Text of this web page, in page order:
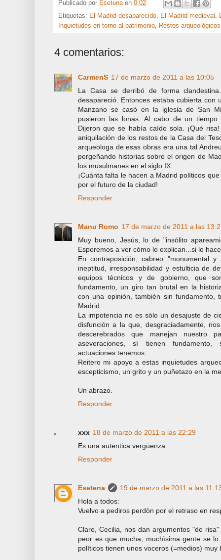
Publicado por Esetena en 0:02
Etiquetas: El Madrid desaparecido, El Madrid medieval ,
Inquietudes en torno al patrimonio, Restos
4 comentarios:
CarmenS 17 de marzo de 2011 a las 10:05
La Casa se derribó de forma
desapareció. Entonces estaba cubierta con
Manzano se casó en la iglesia de San
pusieron las lonas. Al cabo de un tiempo
Dijeron que se había caído sola. ¡Qué
aniquilación de los restos de la Casa del
arqueologa de esas obras era una tal
pergeñando historias sobre el origen de
los musulmanes en el siglo IX.
¡Cuánta falta le hacen a Madrid políticos
por el futuro de la ciudad!
Responder
Manu Romo 17 de marzo de 2011 a las
Muy bueno, Jesús, lo de "insólito
Esperemos a ver cómo lo explican...si lo
En contraposición, cabreo "monumental
ineptitud, irresponsabilidad y estulticia de
equipos técnicos y de gobierno, que
fundamento, un giro tan brutal en la
con una opinión, también sin fundamento,
Madrid.
La impotencia no es sólo un desajuste de
disfunción a la que, desgraciadamente,
descerebrados que manejan nuestro
aseveraciones, sí tienen
actuaciones tenemos.
Reitero mi apoyo a estas inquietudes
escepticismo, un grito y un puñetazo en la
Un abrazo.
Responder
xxx 18 de marzo de 2011 a las 22:29
Es una autentica vergüenza.
Responder
Esetena
19 de marzo de 2011 a las
Hola a todos:
Vuelvo a pediros perdòn por el retraso en
Claro, Cecilia, nos dan argumentos "de
peor es que mucha, muchìsima gente se
polìticos tienen unos voceros (=medios) muy